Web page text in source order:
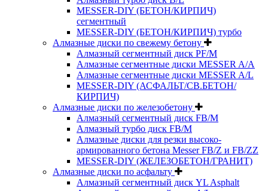
MESSER-DIY (БЕТОН/КИРПИЧ)
сегментный
MESSER-DIY (БЕТОН/КИРПИЧ) турбо
Алмазные диски по свежему бетону
Алмазный сегментный диск PF/M
Алмазные сегментные диски MESSER A/A
Алмазные сегментные диски MESSER A/L
MESSER-DIY (АСФАЛЬТ/СВ.БЕТОН/
КИРПИЧ)
Алмазные диски по железобетону
Алмазный сегментный диск FB/M
Алмазный турбо диск FB/M
Алмазные диски для резки высоко-
армированного бетона Messer FB/Z и FB/ZZ
MESSER-DIY (ЖЕЛЕЗОБЕТОН/ГРАНИТ)
Алмазные диски по асфальту
Алмазный сегментный диск YL Asphalt